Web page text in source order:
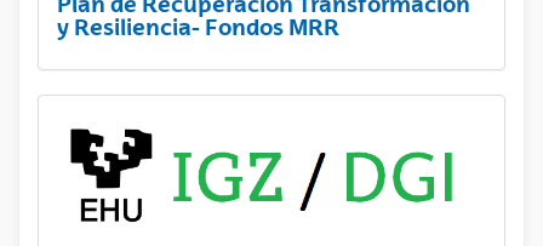
y Resiliencia- Fondos MRR